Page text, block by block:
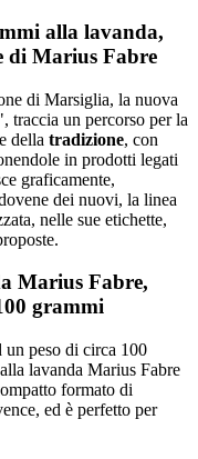
alla lavanda,
di Marius Fabre
di Marsiglia, la nuova
traccia un percorso per la
della tradizione, con
in prodotti legati
graficamente,
dei nuovi, la linea
nelle sue etichette,
Marius Fabre,
grammi
peso di circa 100
lavanda Marius Fabre
formato di
ed è perfetto per